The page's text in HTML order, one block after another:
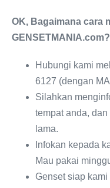
OK, Bagaimana cara
GENSETMANIA.com?
Hubungi kami
6127 (dengan
Silahkan
tempat anda,
lama.
Infokan kepada
Mau pakai
Genset siap